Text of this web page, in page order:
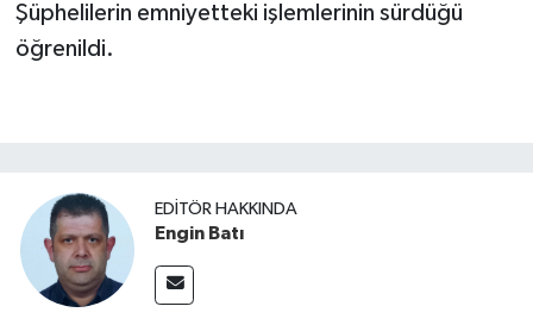
Şüphelilerin emniyetteki işlemlerinin sürdüğü
öğrenildi.
EDITÖR HAKKINDA
Engin Batı